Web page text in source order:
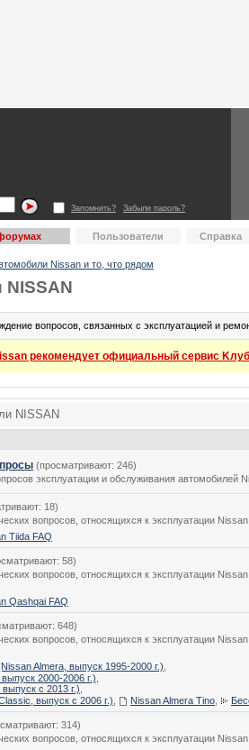
Запомнить? Забыли пароль?
Пользователи Справка
Nissan и то, что рядом
вопросов, связанных с эксплуатацией и
рекомендует официальный сервис
NISSAN
(просматривают: 246)
эксплуатации и обслуживания автомобилей
18)
вопросов, относящихся к эксплуатации Nissan
Tiida FAQ
58)
вопросов, относящихся к эксплуатации Nissan
Qashqai FAQ
648)
вопросов, относящихся к эксплуатации Nissan
Almera, выпуск 1995-2000 г.)
2000-2006 г.)
с 2013 г.)
выпуск с 2006 г.)
Nissan Almera Tino
314)
вопросов, относящихся к эксплуатации Nissan